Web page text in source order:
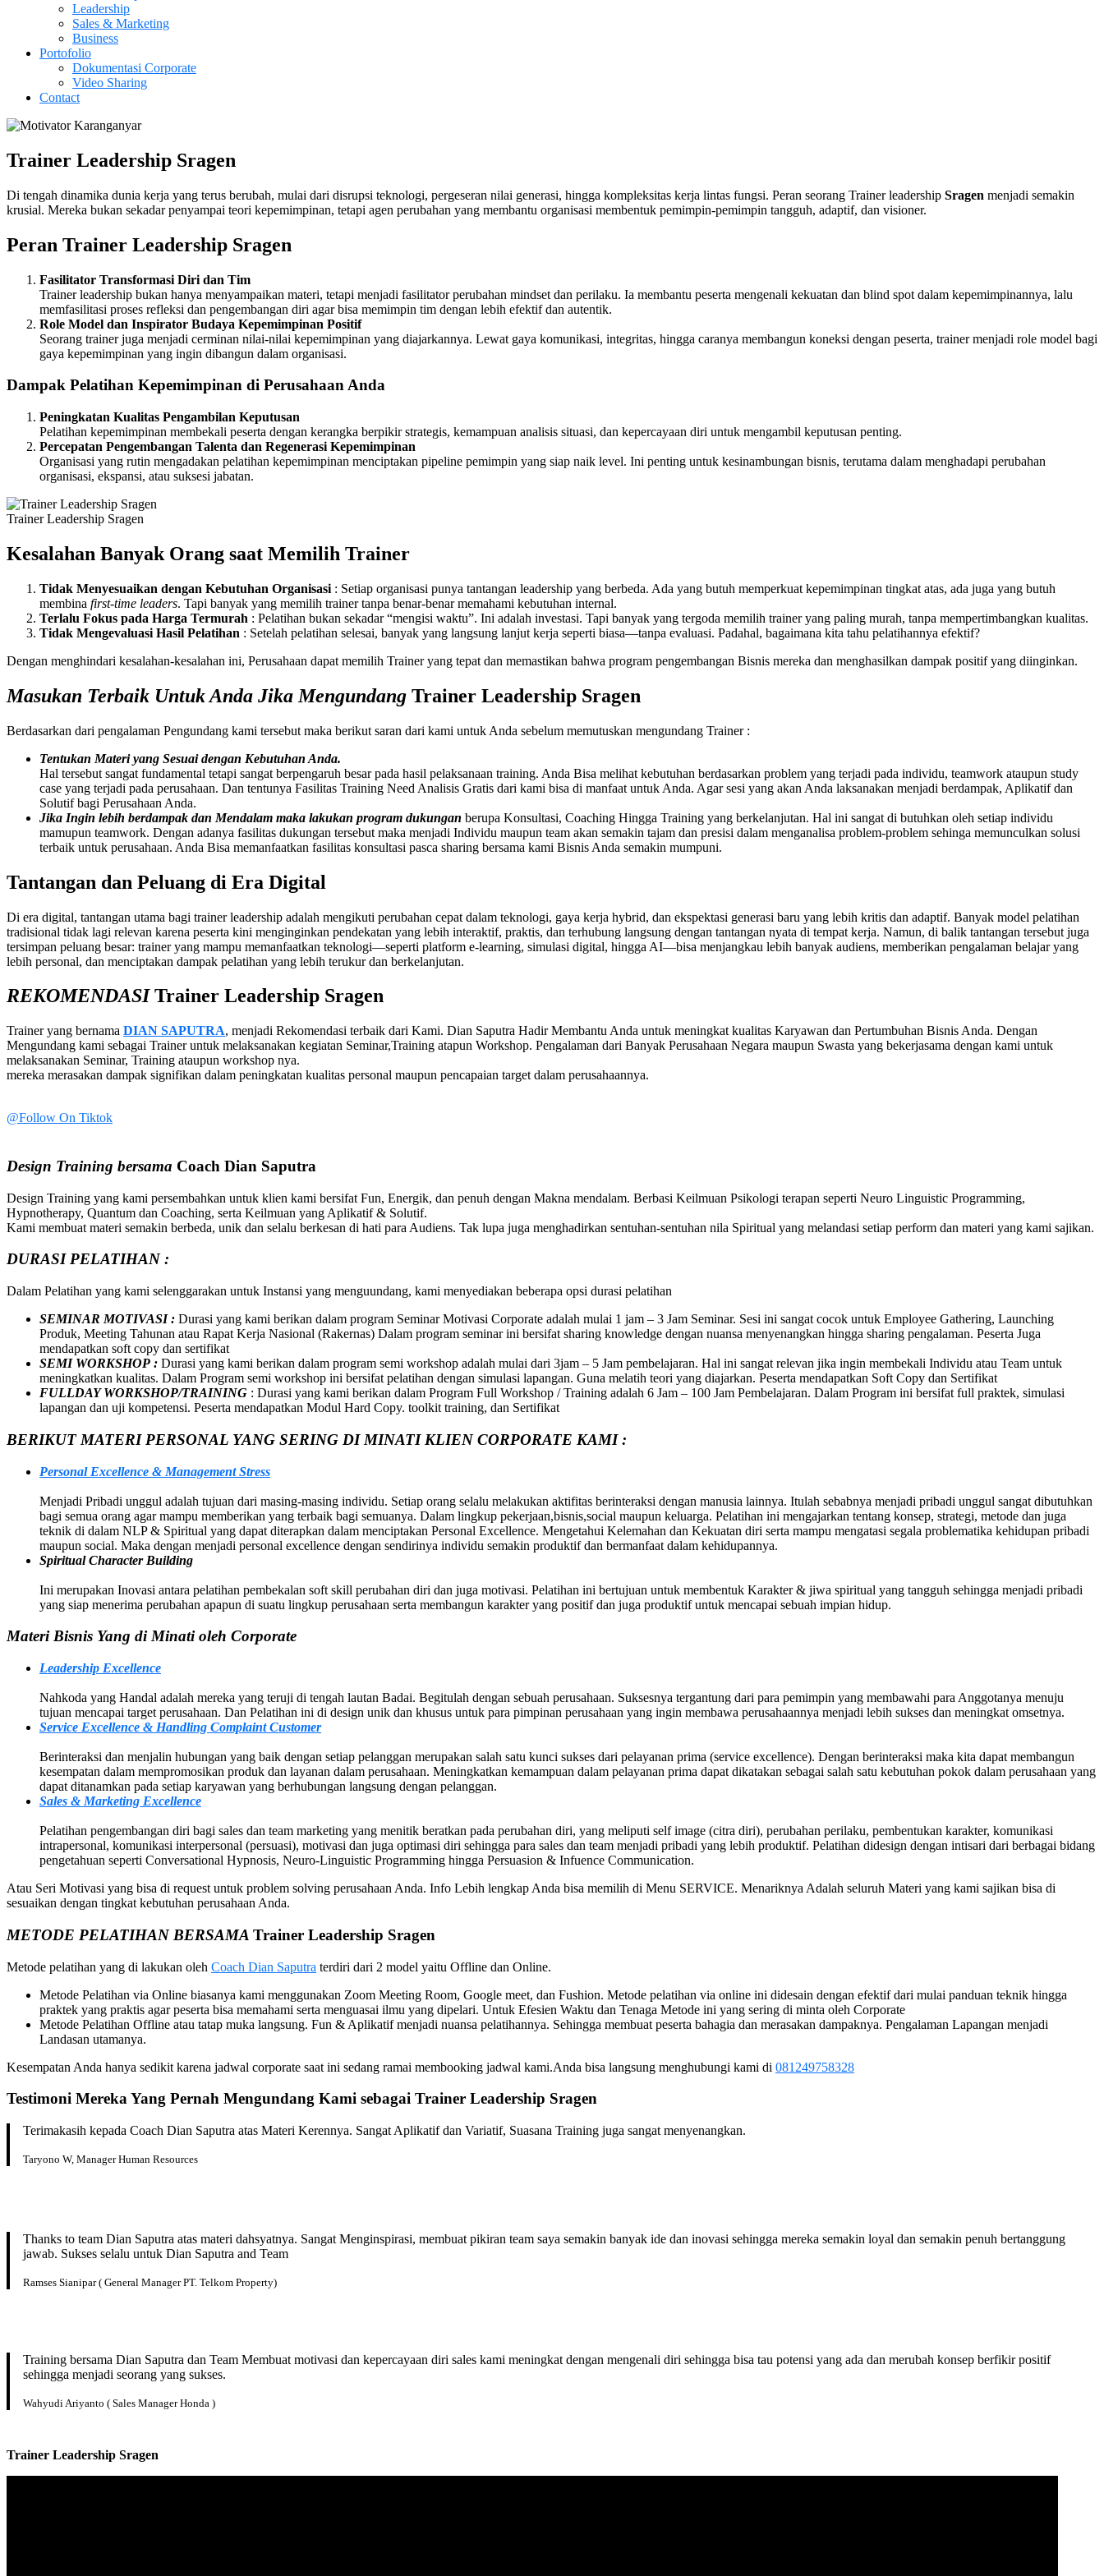
Leadership
Sales & Marketing
Business
Portofolio
Dokumentasi Corporate
Video Sharing
Contact
Trainer Leadership Sragen
Di tengah dinamika dunia kerja yang terus berubah, mulai dari disrupsi teknologi, pergeseran nilai generasi, hingga kompleksitas kerja lintas fungsi. Peran seorang Trainer leadership Sragen menjadi semakin
krusial. Mereka bukan sekadar penyampai teori kepemimpinan, tetapi agen perubahan yang membantu organisasi membentuk pemimpin-pemimpin tangguh, adaptif, dan visioner.
Peran Trainer Leadership Sragen
Fasilitator Transformasi Diri dan Tim
Trainer leadership bukan hanya menyampaikan materi, tetapi menjadi fasilitator perubahan mindset dan perilaku. Ia membantu peserta mengenali kekuatan dan blind spot dalam kepemimpinannya, lalu
memfasilitasi proses refleksi dan pengembangan diri agar bisa memimpin tim dengan lebih efektif dan autentik.
Role Model dan Inspirator Budaya Kepemimpinan Positif
Seorang trainer juga menjadi cerminan nilai-nilai kepemimpinan yang diajarkannya. Lewat gaya komunikasi, integritas, hingga caranya membangun koneksi dengan peserta, trainer menjadi role model bagi
gaya kepemimpinan yang ingin dibangun dalam organisasi.
Dampak Pelatihan Kepemimpinan di Perusahaan Anda
Peningkatan Kualitas Pengambilan Keputusan
Pelatihan kepemimpinan membekali peserta dengan kerangka berpikir strategis, kemampuan analisis situasi, dan kepercayaan diri untuk mengambil keputusan penting.
Percepatan Pengembangan Talenta dan Regenerasi Kepemimpinan
Organisasi yang rutin mengadakan pelatihan kepemimpinan menciptakan pipeline pemimpin yang siap naik level. Ini penting untuk kesinambungan bisnis, terutama dalam menghadapi perubahan
organisasi, ekspansi, atau suksesi jabatan.
Trainer Leadership Sragen
Kesalahan Banyak Orang saat Memilih Trainer
Tidak Menyesuaikan dengan Kebutuhan Organisasi : Setiap organisasi punya tantangan leadership yang berbeda. Ada yang butuh memperkuat kepemimpinan tingkat atas, ada juga yang butuh
membina first-time leaders. Tapi banyak yang memilih trainer tanpa benar-benar memahami kebutuhan internal.
Terlalu Fokus pada Harga Termurah : Pelatihan bukan sekadar “mengisi waktu”. Ini adalah investasi. Tapi banyak yang tergoda memilih trainer yang paling murah, tanpa mempertimbangkan kualitas.
Tidak Mengevaluasi Hasil Pelatihan : Setelah pelatihan selesai, banyak yang langsung lanjut kerja seperti biasa—tanpa evaluasi. Padahal, bagaimana kita tahu pelatihannya efektif?
Dengan menghindari kesalahan-kesalahan ini, Perusahaan dapat memilih Trainer yang tepat dan memastikan bahwa program pengembangan Bisnis mereka dan menghasilkan dampak positif yang diinginkan.
Masukan Terbaik Untuk Anda Jika Mengundang Trainer Leadership Sragen
Berdasarkan dari pengalaman Pengundang kami tersebut maka berikut saran dari kami untuk Anda sebelum memutuskan mengundang Trainer :
Tentukan Materi yang Sesuai dengan Kebutuhan Anda.
Hal tersebut sangat fundamental tetapi sangat berpengaruh besar pada hasil pelaksanaan training. Anda Bisa melihat kebutuhan berdasarkan problem yang terjadi pada individu, teamwork ataupun study
case yang terjadi pada perusahaan. Dan tentunya Fasilitas Training Need Analisis Gratis dari kami bisa di manfaat untuk Anda. Agar sesi yang akan Anda laksanakan menjadi berdampak, Aplikatif dan
Solutif bagi Perusahaan Anda.
Jika Ingin lebih berdampak dan Mendalam maka lakukan program dukungan berupa Konsultasi, Coaching Hingga Training yang berkelanjutan. Hal ini sangat di butuhkan oleh setiap individu
mamupun teamwork. Dengan adanya fasilitas dukungan tersebut maka menjadi Individu maupun team akan semakin tajam dan presisi dalam menganalisa problem-problem sehinga memunculkan solusi
terbaik untuk perusahaan. Anda Bisa memanfaatkan fasilitas konsultasi pasca sharing bersama kami Bisnis Anda semakin mumpuni.
Tantangan dan Peluang di Era Digital
Di era digital, tantangan utama bagi trainer leadership adalah mengikuti perubahan cepat dalam teknologi, gaya kerja hybrid, dan ekspektasi generasi baru yang lebih kritis dan adaptif. Banyak model pelatihan
tradisional tidak lagi relevan karena peserta kini menginginkan pendekatan yang lebih interaktif, praktis, dan terhubung langsung dengan tantangan nyata di tempat kerja. Namun, di balik tantangan tersebut juga
tersimpan peluang besar: trainer yang mampu memanfaatkan teknologi—seperti platform e-learning, simulasi digital, hingga AI—bisa menjangkau lebih banyak audiens, memberikan pengalaman belajar yang
lebih personal, dan menciptakan dampak pelatihan yang lebih terukur dan berkelanjutan.
REKOMENDASITrainer Leadership Sragen
Trainer yang bernama DIAN SAPUTRA, menjadi Rekomendasi terbaik dari Kami. Dian Saputra Hadir Membantu Anda untuk meningkat kualitas Karyawan dan Pertumbuhan Bisnis Anda. Dengan
Mengundang kami sebagai Trainer untuk melaksanakan kegiatan Seminar,Training atapun Workshop. Pengalaman dari Banyak Perusahaan Negara maupun Swasta yang bekerjasama dengan kami untuk
melaksanakan Seminar, Training ataupun workshop nya.
mereka merasakan dampak signifikan dalam peningkatan kualitas personal maupun pencapaian target dalam perusahaannya.
@Follow On Tiktok
Design Training bersama Coach Dian Saputra
Design Training yang kami persembahkan untuk klien kami bersifat Fun, Energik, dan penuh dengan Makna mendalam. Berbasi Keilmuan Psikologi terapan seperti Neuro Linguistic Programming,
Hypnotherapy, Quantum dan Coaching, serta Keilmuan yang Aplikatif & Solutif.
Kami membuat materi semakin berbeda, unik dan selalu berkesan di hati para Audiens. Tak lupa juga menghadirkan sentuhan-sentuhan nila Spiritual yang melandasi setiap perform dan materi yang kami sajikan.
DURASI PELATIHAN :
Dalam Pelatihan yang kami selenggarakan untuk Instansi yang menguundang, kami menyediakan beberapa opsi durasi pelatihan
SEMINAR MOTIVASI : Durasi yang kami berikan dalam program Seminar Motivasi Corporate adalah mulai 1 jam – 3 Jam Seminar. Sesi ini sangat cocok untuk Employee Gathering, Launching
Produk, Meeting Tahunan atau Rapat Kerja Nasional (Rakernas) Dalam program seminar ini bersifat sharing knowledge dengan nuansa menyenangkan hingga sharing pengalaman. Peserta Juga
mendapatkan soft copy dan sertifikat
SEMI WORKSHOP : Durasi yang kami berikan dalam program semi workshop adalah mulai dari 3jam – 5 Jam pembelajaran. Hal ini sangat relevan jika ingin membekali Individu atau Team untuk
meningkatkan kualitas. Dalam Program semi workshop ini bersifat pelatihan dengan simulasi lapangan. Guna melatih teori yang diajarkan. Peserta mendapatkan Soft Copy dan Sertifikat
FULLDAY WORKSHOP/TRAINING : Durasi yang kami berikan dalam Program Full Workshop / Training adalah 6 Jam – 100 Jam Pembelajaran. Dalam Program ini bersifat full praktek, simulasi
lapangan dan uji kompetensi. Peserta mendapatkan Modul Hard Copy. toolkit training, dan Sertifikat
BERIKUT MATERI PERSONAL YANG SERING DI MINATI KLIEN CORPORATE KAMI :
Personal Excellence & Management Stress
Menjadi Pribadi unggul adalah tujuan dari masing-masing individu. Setiap orang selalu melakukan aktifitas berinteraksi dengan manusia lainnya. Itulah sebabnya menjadi pribadi unggul sangat dibutuhkan
bagi semua orang agar mampu memberikan yang terbaik bagi semuanya. Dalam lingkup pekerjaan,bisnis,social maupun keluarga. Pelatihan ini mengajarkan tentang konsep, strategi, metode dan juga
teknik di dalam NLP & Spiritual yang dapat diterapkan dalam menciptakan Personal Excellence. Mengetahui Kelemahan dan Kekuatan diri serta mampu mengatasi segala problematika kehidupan pribadi
maupun social. Maka dengan menjadi personal excellence dengan sendirinya individu semakin produktif dan bermanfaat dalam kehidupannya.
Spiritual Character Building
Ini merupakan Inovasi antara pelatihan pembekalan soft skill perubahan diri dan juga motivasi. Pelatihan ini bertujuan untuk membentuk Karakter & jiwa spiritual yang tangguh sehingga menjadi pribadi
yang siap menerima perubahan apapun di suatu lingkup perusahaan serta membangun karakter yang positif dan juga produktif untuk mencapai sebuah impian hidup.
Materi Bisnis Yang di Minati oleh Corporate
Leadership Excellence
Nahkoda yang Handal adalah mereka yang teruji di tengah lautan Badai. Begitulah dengan sebuah perusahaan. Suksesnya tergantung dari para pemimpin yang membawahi para Anggotanya menuju
tujuan mencapai target perusahaan. Dan Pelatihan ini di design unik dan khusus untuk para pimpinan perusahaan yang ingin membawa perusahaannya menjadi lebih sukses dan meningkat omsetnya.
Service Excellence & Handling Complaint Customer
Berinteraksi dan menjalin hubungan yang baik dengan setiap pelanggan merupakan salah satu kunci sukses dari pelayanan prima (service excellence). Dengan berinteraksi maka kita dapat membangun
kesempatan dalam mempromosikan produk dan layanan dalam perusahaan. Meningkatkan kemampuan dalam pelayanan prima dapat dikatakan sebagai salah satu kebutuhan pokok dalam perusahaan yang
dapat ditanamkan pada setiap karyawan yang berhubungan langsung dengan pelanggan.
Sales & Marketing Excellence
Pelatihan pengembangan diri bagi sales dan team marketing yang menitik beratkan pada perubahan diri, yang meliputi self image (citra diri), perubahan perilaku, pembentukan karakter, komunikasi
intrapersonal, komunikasi interpersonal (persuasi), motivasi dan juga optimasi diri sehingga para sales dan team menjadi pribadi yang lebih produktif. Pelatihan didesign dengan intisari dari berbagai bidang
pengetahuan seperti Conversational Hypnosis, Neuro-Linguistic Programming hingga Persuasion & Infuence Communication.
Atau Seri Motivasi yang bisa di request untuk problem solving perusahaan Anda. Info Lebih lengkap Anda bisa memilih di Menu SERVICE. Menariknya Adalah seluruh Materi yang kami sajikan bisa di
sesuaikan dengan tingkat kebutuhan perusahaan Anda.
METODE PELATIHAN BERSAMA Trainer Leadership Sragen
Metode pelatihan yang di lakukan oleh Coach Dian Saputra terdiri dari 2 model yaitu Offline dan Online.
Metode Pelatihan via Online biasanya kami menggunakan Zoom Meeting Room, Google meet, dan Fushion. Metode pelatihan via online ini didesain dengan efektif dari mulai panduan teknik hingga
praktek yang praktis agar peserta bisa memahami serta menguasai ilmu yang dipelari. Untuk Efesien Waktu dan Tenaga Metode ini yang sering di minta oleh Corporate
Metode Pelatihan Offline atau tatap muka langsung. Fun & Aplikatif menjadi nuansa pelatihannya. Sehingga membuat peserta bahagia dan merasakan dampaknya. Pengalaman Lapangan menjadi
Landasan utamanya.
Kesempatan Anda hanya sedikit karena jadwal corporate saat ini sedang ramai membooking jadwal kami.Anda bisa langsung menghubungi kami di 081249758328
Testimoni Mereka Yang Pernah Mengundang Kami sebagai Trainer Leadership Sragen
Terimakasih kepada Coach Dian Saputra atas Materi Kerennya. Sangat Aplikatif dan Variatif, Suasana Training juga sangat menyenangkan.
Taryono W, Manager Human Resources
Thanks to team Dian Saputra atas materi dahsyatnya. Sangat Menginspirasi, membuat pikiran team saya semakin banyak ide dan inovasi sehingga mereka semakin loyal dan semakin penuh bertanggung
jawab. Sukses selalu untuk Dian Saputra and Team
Ramses Sianipar ( General Manager PT. Telkom Property)
Training bersama Dian Saputra dan Team Membuat motivasi dan kepercayaan diri sales kami meningkat dengan mengenali diri sehingga bisa tau potensi yang ada dan merubah konsep berfikir positif
sehingga menjadi seorang yang sukses.
Wahyudi Ariyanto ( Sales Manager Honda )
Trainer Leadership Sragen